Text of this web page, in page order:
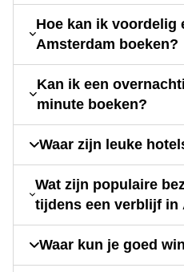
Hoe kan ik voordelig
Amsterdam boeken?
Kan ik een
minute boeken?
Waar zijn leuke
Wat zijn populaire
tijdens een verblijf in
Waar kun je goed